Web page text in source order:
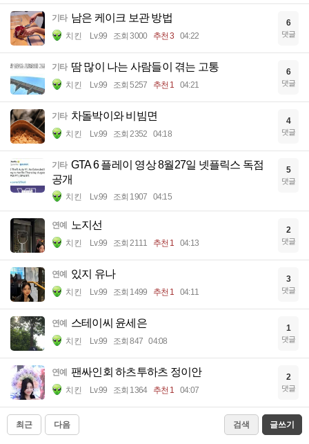
기타 남은 케이크 보관 방법
치킨 Lv.99 조회 3000 추천 3 04:22
6
댓글
기타 땀 많이 나는 사람들이 겪는 고통
치킨 Lv.99 조회 5257 추천 1 04:21
6
댓글
기타 차돌박이와 비빔면
치킨 Lv.99 조회 2352 04:18
4
댓글
기타 GTA 6 플레이 영상 8월27일 넷플릭스 독점
공개
치킨 Lv.99 조회 1907 04:15
5
댓글
연예 노지선
치킨 Lv.99 조회 2111 추천 1 04:13
2
댓글
연예 있지 유나
치킨 Lv.99 조회 1499 추천 1 04:11
3
댓글
연예 스테이씨 윤세은
치킨 Lv.99 조회 847 04:08
1
댓글
연예 팬싸인회 하츠투하츠 정이안
치킨 Lv.99 조회 1364 추천 1 04:07
2
댓글
최근 다음 검색 글쓰기